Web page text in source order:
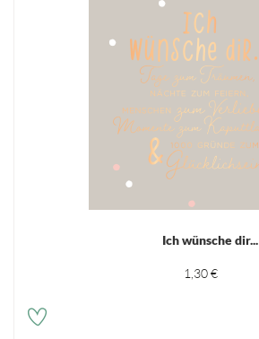
Ich wünsche dir...
1,30 €